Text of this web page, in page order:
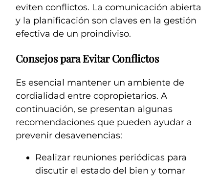
eviten conflictos. La comunicación abierta
y la planificación son claves en la gestión
efectiva de un proindiviso.
Consejos para Evitar Conflictos
Es esencial mantener un ambiente de
cordialidad entre copropietarios. A
continuación, se presentan algunas
recomendaciones que pueden ayudar a
prevenir desavenencias:
Realizar reuniones periódicas para
discutir el estado del bien y tomar